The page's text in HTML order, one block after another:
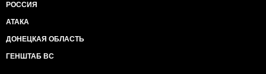
РОССИЯ
АТАКА
ДОНЕЦКАЯ ОБЛАСТЬ
ГЕНШТАБ ВС